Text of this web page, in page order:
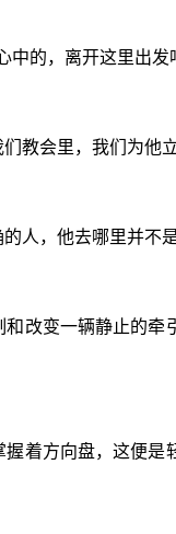
中的，离开这里出发
教会里，我们为他
人，他去哪里并不
改变一辆静止的
着方向盘，这便